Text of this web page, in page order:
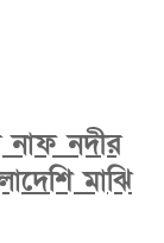
নাফ নদীর
মাঝি